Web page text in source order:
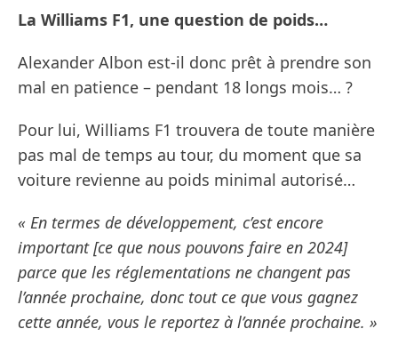
La Williams F1, une question de poids…
Alexander Albon est-il donc prêt à prendre son
mal en patience – pendant 18 longs mois… ?
Pour lui, Williams F1 trouvera de toute manière
pas mal de temps au tour, du moment que sa
voiture revienne au poids minimal autorisé…
« En termes de développement, c’est encore
important [ce que nous pouvons faire en 2024]
parce que les réglementations ne changent pas
l’année prochaine, donc tout ce que vous gagnez
cette année, vous le reportez à l’année prochaine. »